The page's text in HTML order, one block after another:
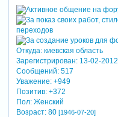
Откуда:киевская область
Зарегистрирован: 13-02-2012
Сообщений:517
Уважение: +949
Позитив: +372
Пол:Женский
Возраст:80 [1946-07-20]